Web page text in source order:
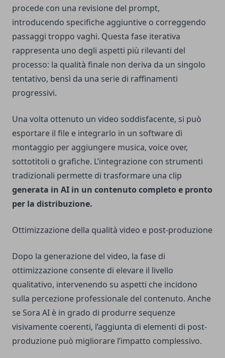
procede con una revisione del prompt,
introducendo specifiche aggiuntive o correggendo
passaggi troppo vaghi. Questa fase iterativa
rappresenta uno degli aspetti più rilevanti del
processo: la qualità finale non deriva da un singolo
tentativo, bensì da una serie di raffinamenti
progressivi.
Una volta ottenuto un video soddisfacente, si può
esportare il file e integrarlo in un software di
montaggio per aggiungere musica, voice over,
sottotitoli o grafiche. L’integrazione con strumenti
tradizionali permette di trasformare una clip
generata in AI in un contenuto completo e pronto
per la distribuzione.
Ottimizzazione della qualità video e post-produzione
Dopo la generazione del video, la fase di
ottimizzazione consente di elevare il livello
qualitativo, intervenendo su aspetti che incidono
sulla percezione professionale del contenuto. Anche
se Sora AI è in grado di produrre sequenze
visivamente coerenti, l’aggiunta di elementi di post-
produzione può migliorare l’impatto complessivo.